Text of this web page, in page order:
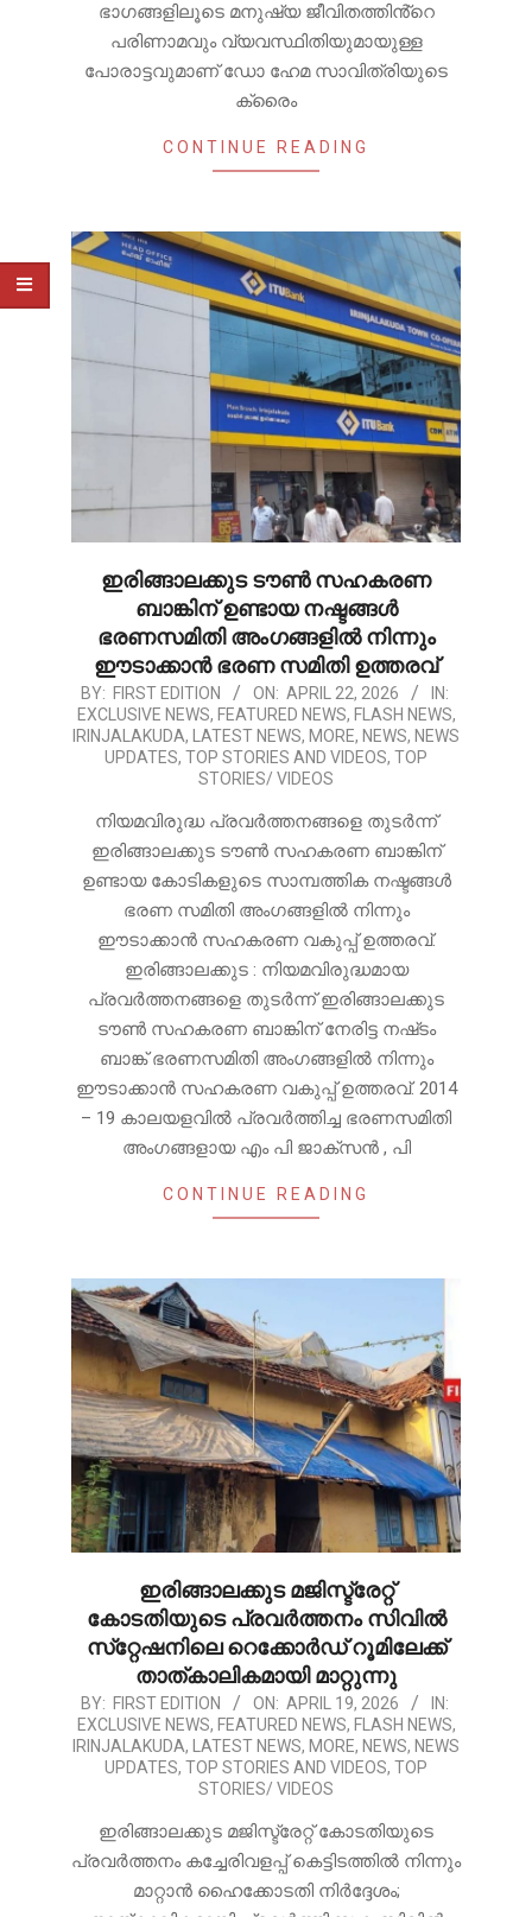
ഭാഗങ്ങളിലൂടെ മനുഷ്യ ജീവിതത്തിൻ്റെ
പരിണാമവും വ്യവസ്ഥിതിയുമായുള്ള
പോരാട്ടവുമാണ് ഡോ ഹേമ സാവിത്രിയുടെ
ക്രൈം
CONTINUE READING
ഇരിങ്ങാലക്കുട ടൗൺ സഹകരണ
ബാങ്കിന് ഉണ്ടായ നഷ്ടങ്ങൾ
ഭരണസമിതി അംഗങ്ങളിൽ നിന്നും
ഈടാക്കാൻ ഭരണ സമിതി ഉത്തരവ്
2026-
04-
BY: FIRST EDITION ON: APRIL 22, 2026
IN:
EXCLUSIVE NEWS, FEATURED NEWS, FLASH NEWS,
IRINJALAKUDA, LATEST NEWS, MORE, NEWS, NEWS
UPDATES, TOP STORIES AND VIDEOS, TOP
STORIES/ VIDEOS
നിയമവിരുദ്ധ പ്രവർത്തനങ്ങളെ തുടർന്ന്
ഇരിങ്ങാലക്കുട ടൗൺ സഹകരണ ബാങ്കിന്
ഉണ്ടായ കോടികളുടെ സാമ്പത്തിക നഷ്ടങ്ങൾ
ഭരണ സമിതി അംഗങ്ങളിൽ നിന്നും
ഈടാക്കാൻ സഹകരണ വകുപ്പ് ഉത്തരവ്.
ഇരിങ്ങാലക്കുട : നിയമവിരുദ്ധമായ
പ്രവർത്തനങ്ങളെ തുടർന്ന് ഇരിങ്ങാലക്കുട
ടൗൺ സഹകരണ ബാങ്കിന് നേരിട്ട നഷ്‌ടം
ബാങ്ക് ഭരണസമിതി അംഗങ്ങളിൽ നിന്നും
ഈടാക്കാൻ സഹകരണ വകുപ്പ് ഉത്തരവ്. 2014
– 19 കാലയളവിൽ പ്രവർത്തിച്ച ഭരണസമിതി
അംഗങ്ങളായ എം പി ജാക്സൻ , പി
CONTINUE READING
ഇരിങ്ങാലക്കുട മജിസ്ട്രേറ്റ്
കോടതിയുടെ പ്രവർത്തനം സിവിൽ
സ്‌റ്റേഷനിലെ റെക്കോർഡ് റൂമിലേക്ക്
താത്കാലികമായി മാറ്റുന്നു
2026-
04-
BY: FIRST EDITION ON: APRIL 19, 2026
IN:
EXCLUSIVE NEWS, FEATURED NEWS, FLASH NEWS,
IRINJALAKUDA, LATEST NEWS, MORE, NEWS, NEWS
UPDATES, TOP STORIES AND VIDEOS, TOP
STORIES/ VIDEOS
ഇരിങ്ങാലക്കുട മജിസ്ട്രേറ്റ് കോടതിയുടെ
പ്രവർത്തനം കച്ചേരിവളപ്പ് കെട്ടിടത്തിൽ നിന്നും
മാറ്റാൻ ഹൈക്കോടതി നിർദ്ദേശം;